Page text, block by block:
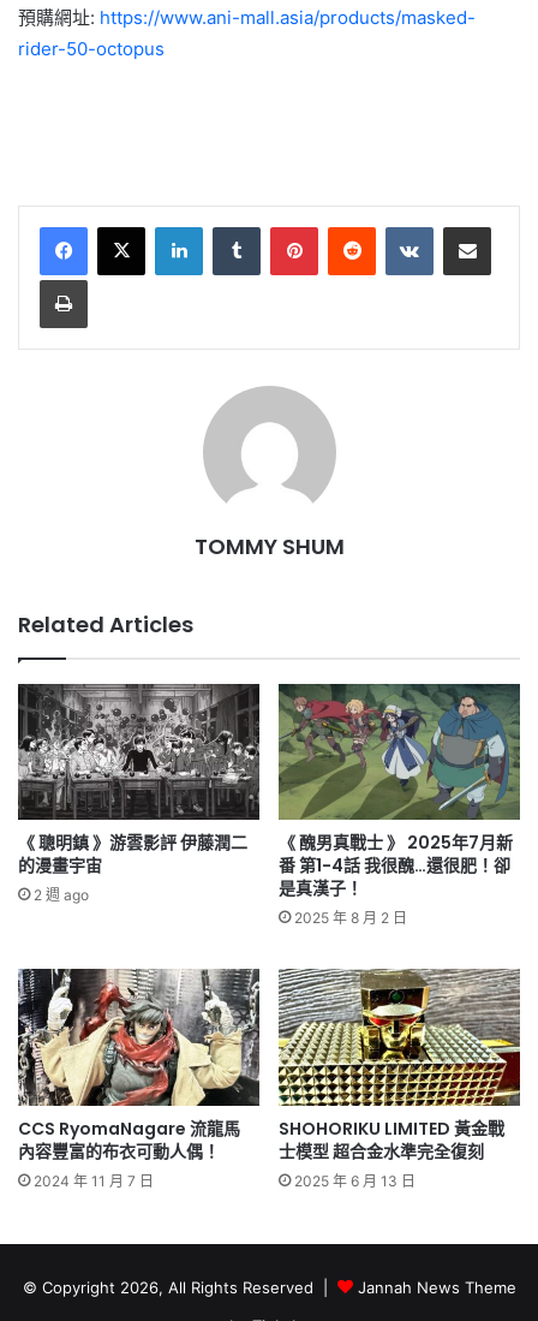
預購網址: https://www.ani-mall.asia/products/masked-
rider-50-octopus
LinkedInTumblr PinterestReddit VKontakteShare via Email
Print
TOMMY SHUM
Related Articles
《 聰明鎮 》游雲影評 伊藤潤二
的漫畫宇宙
2 週 ago
《 醜男真戰士 》 2025年7月新
番 第1-4話 我很醜…還很肥！卻
是真漢子！
2025 年 8 月 2 日
CCS RyomaNagare 流龍馬
內容豐富的布衣可動人偶！
2024 年 11 月 7 日
SHOHORIKU LIMITED 黃金戰
士模型 超合金水準完全復刻
2025 年 6 月 13 日
© Copyright 2026, All Rights Reserved |
Jannah News Theme